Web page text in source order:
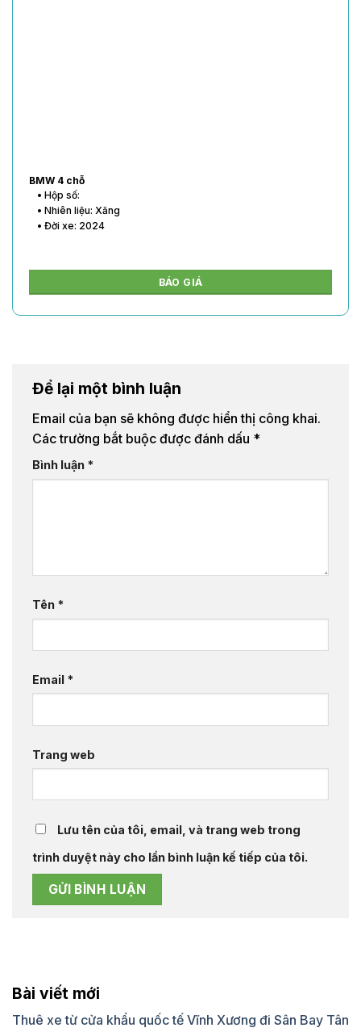
BMW 4 chỗ
• Hộp số:
• Nhiên liệu: Xăng
• Đời xe: 2024
BÁO GIÁ
Để lại một bình luận
Email của bạn sẽ không được hiển thị công khai.
Các trường bắt buộc được đánh dấu *
Bình luận *
Tên *
Email *
Trang web
Lưu tên của tôi, email, và trang web trong
trình duyệt này cho lần bình luận kế tiếp của tôi.
Bài viết mới
Thuê xe từ cửa khẩu quốc tế Vĩnh Xương đi Sân Bay Tân